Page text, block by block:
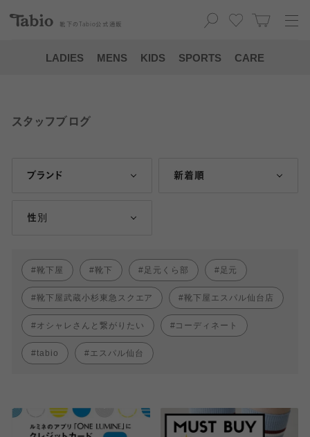
靴下の Tabio 公式通販
LADIES MENS KIDS SPORTS CARE
スタッフブログ
ブランド 新着順
性別
靴下屋 靴下 足元くら部 足元
靴下屋武蔵小杉東急スクエア 靴下屋エスパル仙台店
オシャレさんと繋がりたい コーディネート
tabio エスパル仙台